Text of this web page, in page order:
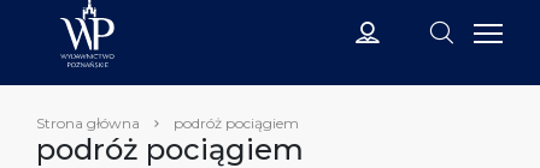
Strona główna podróż pociągiem
podróż pociągiem